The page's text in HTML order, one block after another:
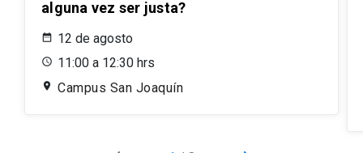
alguna vez ser justa?
12 de agosto
11:00 a 12:30 hrs
Campus San Joaquín